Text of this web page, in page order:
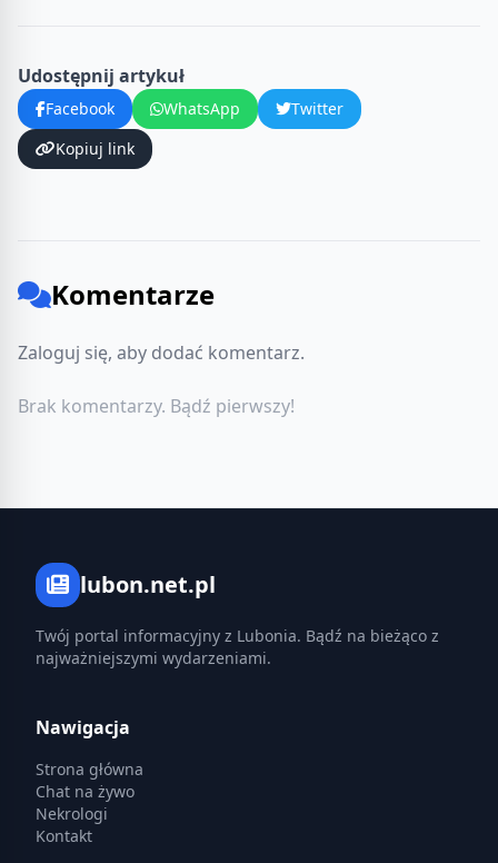
Udostępnij artykuł
Facebook WhatsApp
Twitter
Kopiuj link
Komentarze
Zaloguj się, aby dodać komentarz.
Brak komentarzy. Bądź pierwszy!
lubon.net.pl
Twój portal informacyjny z Lubonia. Bądź na bieżąco z
najważniejszymi wydarzeniami.
Nawigacja
Strona główna
Chat na żywo
Nekrologi
Kontakt